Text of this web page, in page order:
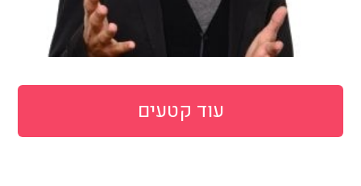
עוד קטעים